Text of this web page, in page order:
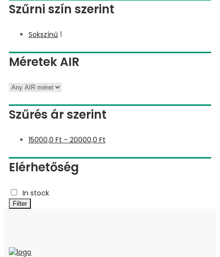
Szűrni szín szerint
Sokszínű 1
Méretek AIR
Szűrés ár szerint
15000,0 Ft - 20000,0 Ft
Elérhetőség
In stock
Filter